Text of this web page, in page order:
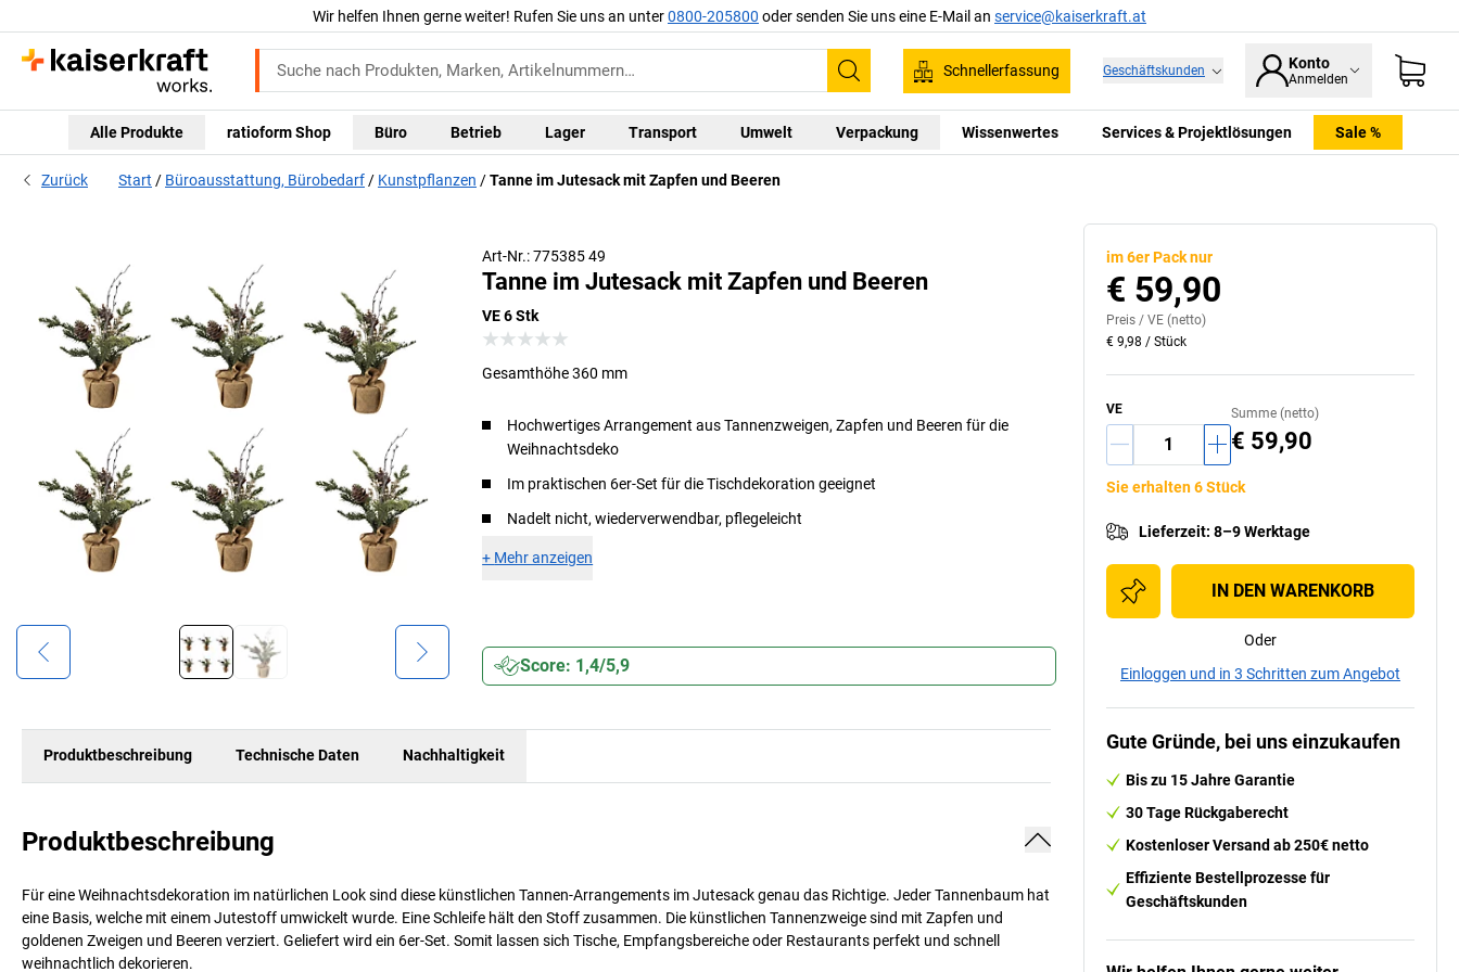
Wir helfen Ihnen gerne weiter! Rufen Sie uns an unter0800-205800 oder senden Sie uns eine E-Mail an service@kaiserkraft.at
Suchen
Schnellerfassung Geschäftskunden Konto
Anmelden
Alle Produkte ratioform Shop Büro Betrieb Lager Transport Umwelt Verpackung Wissenwertes Services & Projektlösungen Sale %
Zurück Start Büroausstattung, Bürobedarf Kunstpflanzen Tanne im Jutesack mit Zapfen und Beeren
Art-Nr.: 775385 49
Tanne im Jutesack mit Zapfen und Beeren
VE 6 Stk
Gesamthöhe 360 mm
Hochwertiges Arrangement aus Tannenzweigen, Zapfen und Beeren für die
Weihnachtsdeko
Im praktischen 6er-Set für die Tischdekoration geeignet
Nadelt nicht, wiederverwendbar, pflegeleicht
+ Mehr anzeigen
Score: 1,4/5,9
Produktbeschreibung Technische Daten Nachhaltigkeit
Produktbeschreibung
Für eine Weihnachtsdekoration im natürlichen Look sind diese künstlichen Tannen-Arrangements im Jutesack genau das Richtige. Jeder Tannenbaum hat
eine Basis, welche mit einem Jutestoff umwickelt wurde. Eine Schleife hält den Stoff zusammen. Die künstlichen Tannenzweige sind mit Zapfen und
goldenen Zweigen und Beeren verziert. Geliefert wird ein 6er-Set. Somit lassen sich Tische, Empfangsbereiche oder Restaurants perfekt und schnell
weihnachtlich dekorieren.
im 6er Pack nur
€ 59,90
Preis / VE (netto)
€ 9,98 / Stück
VE Summe (netto)
€ 59,90
Sie erhalten 6 Stück
Lieferzeit: 8–9 Werktage
IN DEN WARENKORB
Oder
Einloggen und in 3 Schritten zum Angebot
Gute Gründe, bei uns einzukaufen
Bis zu 15 Jahre Garantie
30 Tage Rückgaberecht
Kostenloser Versand ab 250€ netto
Effiziente Bestellprozesse für
Geschäftskunden